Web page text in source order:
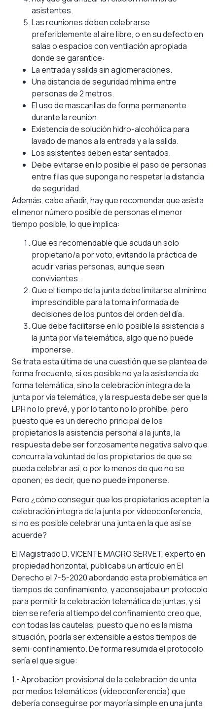
asistentes.
Las reuniones deben celebrarse
preferiblemente al aire libre, o en su defecto en
salas o espacios con ventilación apropiada
donde se garantice:
La entrada y salida sin aglomeraciones.
Una distancia de seguridad mínima entre
personas de 2 metros.
El uso de mascarillas de forma permanente
durante la reunión.
Existencia de solución hidro-alcohólica para
lavado de manos a la entrada y a la salida.
Los asistentes deben estar sentados.
Debe evitarse en lo posible el paso de personas
entre filas que suponga no respetar la distancia
de seguridad.
Además, cabe añadir, hay que recomendar que asista
el menor número posible de personas el menor
tiempo posible, lo que implica:
Que es recomendable que acuda un solo
propietario/a por voto, evitando la práctica de
acudir varias personas, aunque sean
convivientes.
Que el tiempo de la junta debe limitarse al mínimo
imprescindible para la toma informada de
decisiones de los puntos del orden del día.
Que debe facilitarse en lo posible la asistencia a
la junta por vía telemática, algo que no puede
imponerse.
Se trata esta última de una cuestión que se plantea de
forma frecuente, si es posible no ya la asistencia de
forma telemática, sino la celebración íntegra de la
junta por vía telemática, y la respuesta debe ser que la
LPH no lo prevé, y por lo tanto no lo prohíbe, pero
puesto que es un derecho principal de los
propietarios la asistencia personal a la junta, la
respuesta debe ser forzosamente negativa salvo que
concurra la voluntad de los propietarios de que se
pueda celebrar así, o por lo menos de que no se
oponen; es decir, que no puede imponerse.
Pero ¿cómo conseguir que los propietarios acepten la
celebración íntegra de la junta por videoconferencia,
si no es posible celebrar una junta en la que así se
acuerde?
El Magistrado D. VICENTE MAGRO SERVET, experto en
propiedad horizontal, publicaba un artículo en El
Derecho el 7-5-2020 abordando esta problemática en
tiempos de confinamiento, y aconsejaba un protocolo
para permitir la celebración telemática de juntas, y si
bien se refería al tiempo del confinamiento creo que,
con todas las cautelas, puesto que no es la misma
situación, podría ser extensible a estos tiempos de
semi-confinamiento. De forma resumida el protocolo
sería el que sigue:
1.- Aprobación provisional de la celebración de unta
por medios telemáticos (videoconferencia) que
debería conseguirse por mayoría simple en una junta